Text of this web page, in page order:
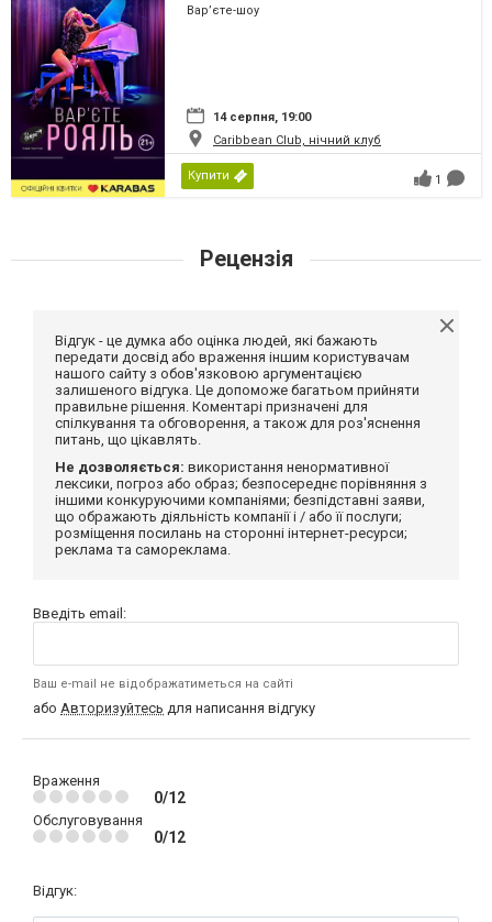
Вар’єте-шоу
14 серпня, 19:00
Caribbean Club, нічний клуб
Купити 1
Рецензія
Відгук - це думка або оцінка людей, які бажають
передати досвід або враження іншим користувачам
нашого сайту з обов'язковою аргументацією
залишеного відгука. Це допоможе багатьом прийняти
правильне рішення. Коментарі призначені для
спілкування та обговорення, а також для роз'яснення
питань, що цікавлять.
Не дозволяється: використання ненормативної
лексики, погроз або образ; безпосереднє порівняння з
іншими конкуруючими компаніями; безпідставні заяви,
що ображають діяльність компанії і / або її послуги;
розміщення посилань на сторонні інтернет-ресурси;
реклама та самореклама.
Введіть email:
Ваш e-mail не відображатиметься на сайті
або Авторизуйтесь для написання відгуку
Враження
0/12
Обслуговування
0/12
Відгук: